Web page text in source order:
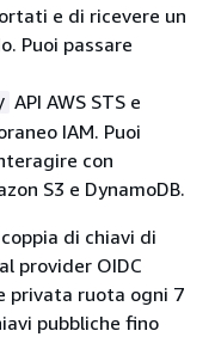
e di ricevere un
Puoi passare
API AWS STS e
IAM. Puoi
con
S3 e DynamoDB.
di chiavi di
provider OIDC
privata ruota ogni 7
pubbliche fino